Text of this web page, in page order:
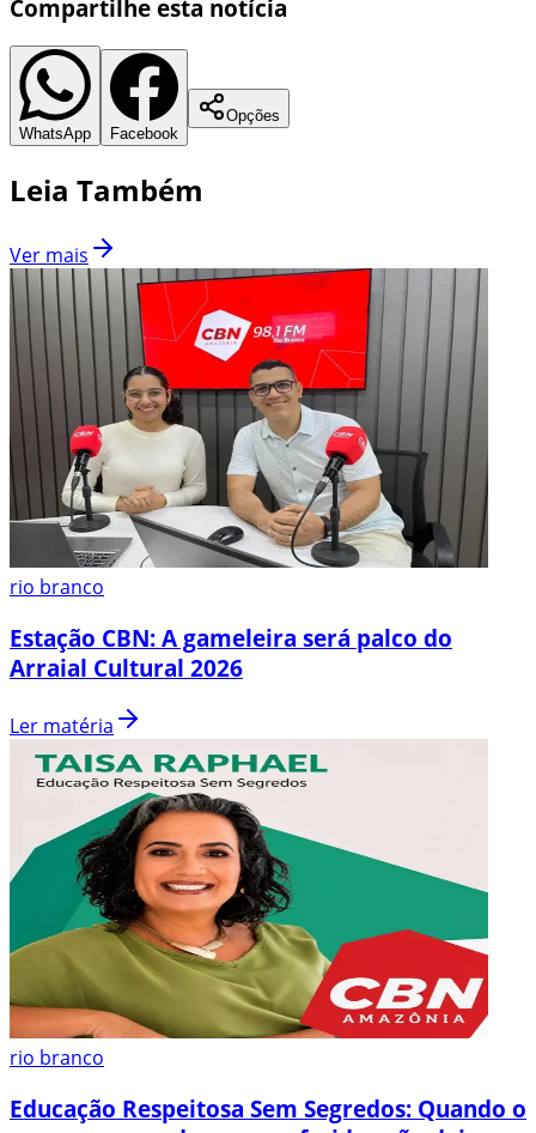
Compartilhe esta notícia
WhatsApp Facebook
Opções
Leia Também
Ver mais
rio branco
Estação CBN: A gameleira será palco do
Arraial Cultural 2026
Ler matéria
rio branco
Educação Respeitosa Sem Segredos: Quando o